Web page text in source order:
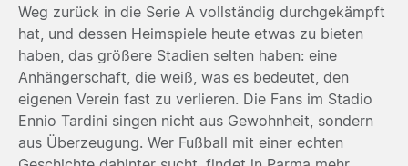
Weg zurück in die Serie A vollständig durchgekämpft
hat, und dessen Heimspiele heute etwas zu bieten
haben, das größere Stadien selten haben: eine
Anhängerschaft, die weiß, was es bedeutet, den
eigenen Verein fast zu verlieren. Die Fans im Stadio
Ennio Tardini singen nicht aus Gewohnheit, sondern
aus Überzeugung. Wer Fußball mit einer echten